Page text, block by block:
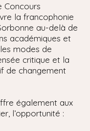
Concours
la francophonie
au-delà de
académiques et
modes de
critique et la
de changement
également aux
l’opportunité :